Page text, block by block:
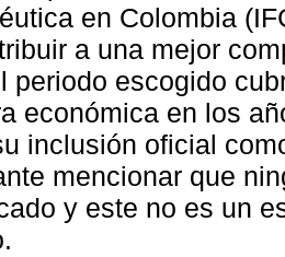
en Colombia
a una mejor
periodo escogido
económica en los
inclusión oficial
mencionar que
y este no es un